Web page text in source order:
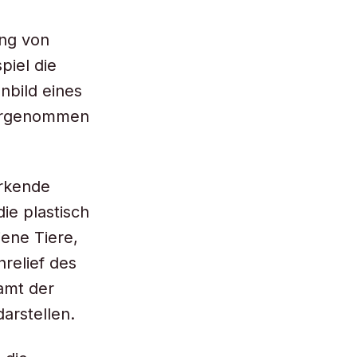
von
die
eines
plastisch
Tiere,
des
der